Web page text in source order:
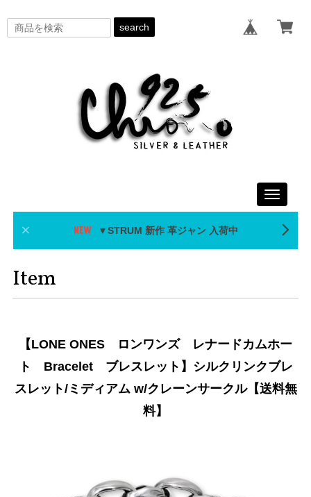
search
Toggle
▼STRUM 新作 革ジャン 入荷中
Item
【LONE ONES ロンワンズ レナードカムホー
ト Bracelet ブレスレット】シルクリンクブレ
スレット/ミディアム w/クレーンサークル【送料無
料】